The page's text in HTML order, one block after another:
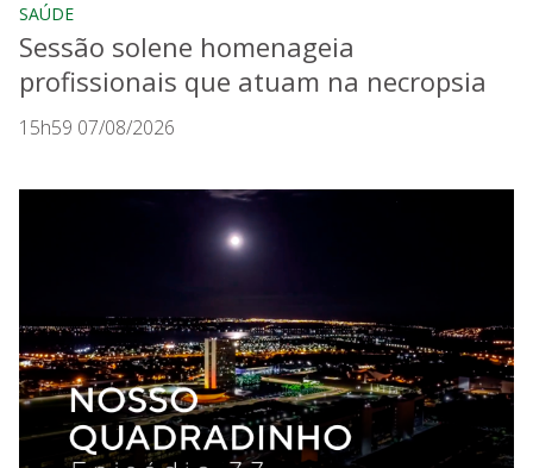
SAÚDE
Sessão solene homenageia
profissionais que atuam na necropsia
15h59 07/08/2026